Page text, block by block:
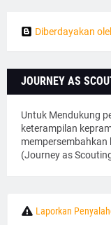
Diberdayakan
JOURNEY AS
Untuk Mendukung
keterampilan
mempersembahkan
(Journey as
Laporkan